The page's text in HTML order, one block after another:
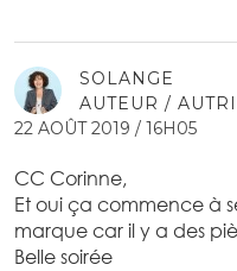
SOLANGE
AUTEUR /
22 AOÛT 2019 / 16H05
CC Corinne,
Et oui ça commence à
marque car il y a des
Belle soirée